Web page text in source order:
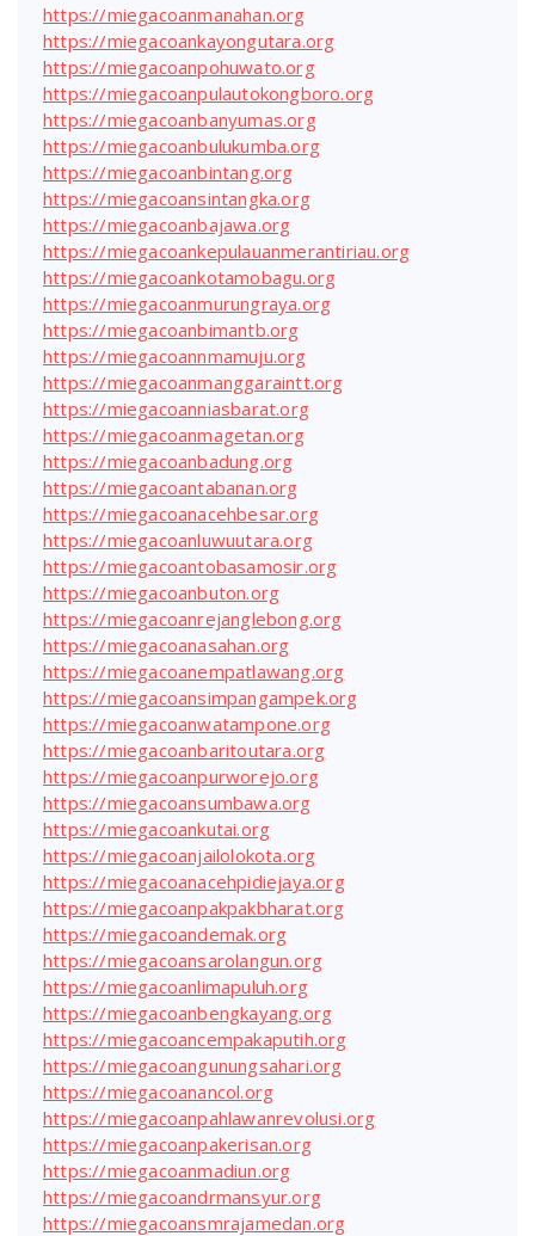
https://miegacoanmanahan.org
https://miegacoankayongutara.org
https://miegacoanpohuwato.org
https://miegacoanpulautokongboro.org
https://miegacoanbanyumas.org
https://miegacoanbulukumba.org
https://miegacoanbintang.org
https://miegacoansintangka.org
https://miegacoanbajawa.org
https://miegacoankepulauanmerantiriau.org
https://miegacoankotamobagu.org
https://miegacoanmurungraya.org
https://miegacoanbimantb.org
https://miegacoannmamuju.org
https://miegacoanmanggaraintt.org
https://miegacoanniasbarat.org
https://miegacoanmagetan.org
https://miegacoanbadung.org
https://miegacoantabanan.org
https://miegacoanacehbesar.org
https://miegacoanluwuutara.org
https://miegacoantobasamosir.org
https://miegacoanbuton.org
https://miegacoanrejanglebong.org
https://miegacoanasahan.org
https://miegacoanempatlawang.org
https://miegacoansimpangampek.org
https://miegacoanwatampone.org
https://miegacoanbaritoutara.org
https://miegacoanpurworejo.org
https://miegacoansumbawa.org
https://miegacoankutai.org
https://miegacoanjailolokota.org
https://miegacoanacehpidiejaya.org
https://miegacoanpakpakbharat.org
https://miegacoandemak.org
https://miegacoansarolangun.org
https://miegacoanlimapuluh.org
https://miegacoanbengkayang.org
https://miegacoancempakaputih.org
https://miegacoangunungsahari.org
https://miegacoanancol.org
https://miegacoanpahlawanrevolusi.org
https://miegacoanpakerisan.org
https://miegacoanmadiun.org
https://miegacoandrmansyur.org
https://miegacoansmrajamedan.org